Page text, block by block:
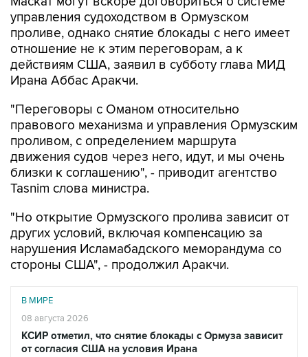
управления судоходством в Ормузском
проливе, однако снятие блокады с него имеет
отношение не к этим переговорам, а к
действиям США, заявил в субботу глава МИД
Ирана Аббас Аракчи.
"Переговоры с Оманом относительно
правового механизма и управления Ормузским
проливом, с определением маршрута
движения судов через него, идут, и мы очень
близки к соглашению", - приводит агентство
Tasnim слова министра.
"Но открытие Ормузского пролива зависит от
других условий, включая компенсацию за
нарушения Исламабадского меморандума со
стороны США", - продолжил Аракчи.
В МИРЕ
08 августа 2026
КСИР отметил, что снятие блокады с Ормуза зависит
от согласия США на условия Ирана